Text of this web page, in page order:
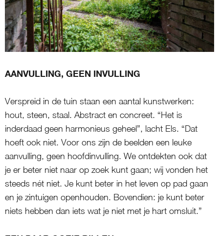
AANVULLING, GEEN INVULLING
Verspreid in de tuin staan een aantal kunstwerken:
hout, steen, staal. Abstract en concreet. “Het is
inderdaad geen harmonieus geheel”, lacht Els. “Dat
hoeft ook niet. Voor ons zijn de beelden een leuke
aanvulling, geen hoofdinvulling. We ontdekten ook dat
je er beter niet naar op zoek kunt gaan; wij vonden het
steeds nét niet. Je kunt beter in het leven op pad gaan
en je zintuigen openhouden. Bovendien: je kunt beter
niets hebben dan iets wat je niet met je hart omsluit.”